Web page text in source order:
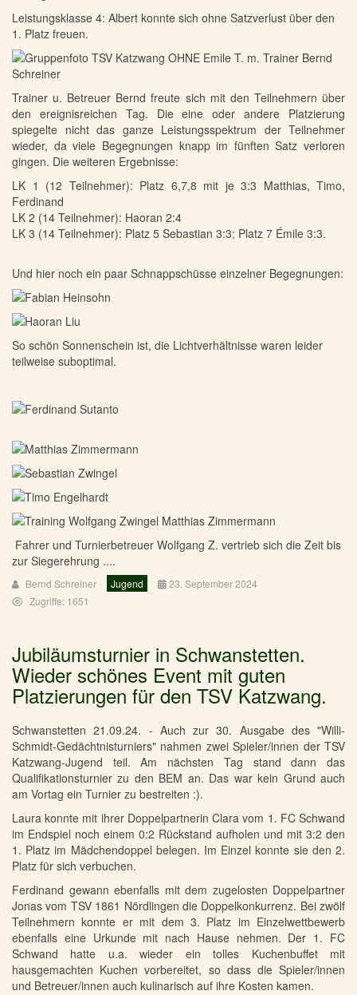
Leistungsklasse 4: Albert konnte sich ohne Satzverlust über den
1. Platz freuen.
Trainer u. Betreuer Bernd freute sich mit den Teilnehmern über
den ereignisreichen Tag. Die eine oder andere Platzierung
spiegelte nicht das ganze Leistungsspektrum der Teilnehmer
wieder, da viele Begegnungen knapp im fünften Satz verloren
gingen. Die weiteren Ergebnisse:
LK 1 (12 Teilnehmer): Platz 6,7,8 mit je 3:3 Matthias, Timo,
Ferdinand
LK 2 (14 Teilnehmer): Haoran 2:4
LK 3 (14 Teilnehmer): Platz 5 Sebastian 3:3; Platz 7 Émile 3:3.
Und hier noch ein paar Schnappschüsse einzelner Begegnungen:
So schön Sonnenschein ist, die Lichtverhältnisse waren leider
teilweise suboptimal.
Fahrer und Turnierbetreuer Wolfgang Z. vertrieb sich die Zeit bis
zur Siegerehrung ....
Bernd Schreiner Jugend
23. September 2024
Zugriffe: 1651
Jubiläumsturnier in Schwanstetten.
Wieder schönes Event mit guten
Platzierungen für den TSV Katzwang.
Schwanstetten 21.09.24. - Auch zur 30. Ausgabe des "Willi-
Schmidt-Gedächtnisturniers" nahmen zwei Spieler/innen der TSV
Katzwang-Jugend teil. Am nächsten Tag stand dann das
Qualifikationsturnier zu den BEM an. Das war kein Grund auch
am Vortag ein Turnier zu bestreiten :).
Laura konnte mit ihrer Doppelpartnerin Clara vom 1. FC Schwand
im Endspiel noch einem 0:2 Rückstand aufholen und mit 3:2 den
1. Platz im Mädchendoppel belegen. Im Einzel konnte sie den 2.
Platz für sich verbuchen.
Ferdinand gewann ebenfalls mit dem zugelosten Doppelpartner
Jonas vom TSV 1861 Nördlingen die Doppelkonkurrenz. Bei zwölf
Teilnehmern konnte er mit dem 3. Platz im Einzelwettbewerb
ebenfalls eine Urkunde mit nach Hause nehmen. Der 1. FC
Schwand hatte u.a. wieder ein tolles Kuchenbuffet mit
hausgemachten Kuchen vorbereitet, so dass die Spieler/innen
und Betreuer/innen auch kulinarisch auf ihre Kosten kamen.